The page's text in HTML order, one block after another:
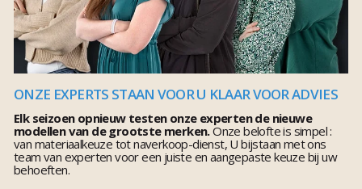
ONZE EXPERTS STAAN VOOR U KLAAR VOOR ADVIES
Elk seizoen opnieuw testen onze experten de nieuwe
modellen van de grootste merken.Onze belofte is simpel :
van materiaalkeuze tot naverkoop-dienst, U bijstaan met ons
team van experten voor een juiste en aangepaste keuze bij uw
behoeften.